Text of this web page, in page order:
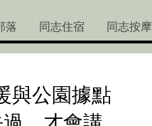
落 同志住宿 同志按摩
與公園據點